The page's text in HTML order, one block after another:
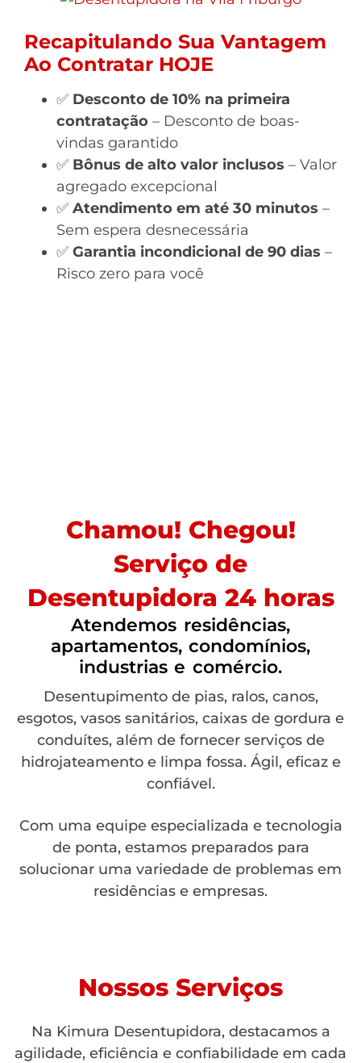
Recapitulando Sua Vantagem
Ao Contratar HOJE
✅ Desconto de 10% na primeira
contratação – Desconto de boas-
vindas garantido
✅ Bônus de alto valor inclusos – Valor
agregado excepcional
✅ Atendimento em até 30 minutos –
Sem espera desnecessária
✅ Garantia incondicional de 90 dias –
Risco zero para você
Chamou! Chegou!
Serviço de
Desentupidora 24 horas
Atendemos residências,
apartamentos, condomínios,
industrias e comércio.
Desentupimento de pias, ralos, canos,
esgotos, vasos sanitários, caixas de gordura e
conduítes, além de fornecer serviços de
hidrojateamento e limpa fossa. Ágil, eficaz e
confiável.
Com uma equipe especializada e tecnologia
de ponta, estamos preparados para
solucionar uma variedade de problemas em
residências e empresas.
Nossos Serviços
Na Kimura Desentupidora, destacamos a
agilidade, eficiência e confiabilidade em cada